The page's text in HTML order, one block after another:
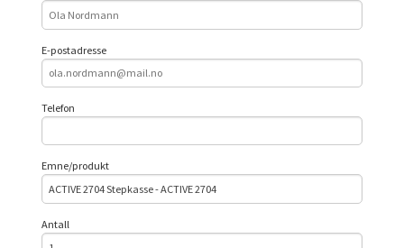
E-postadresse
Telefon
Emne/produkt
Antall